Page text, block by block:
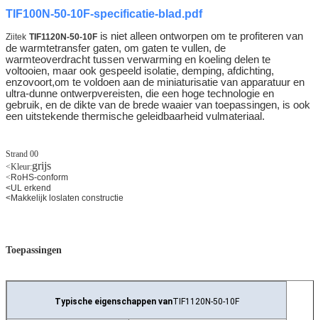
TIF100N-50-10F-specificatie-blad.pdf
Ziitek TIF1120N-50-10F is niet alleen ontworpen om te profiteren van
de warmtetransfer gaten, om gaten te vullen, de
warmteoverdracht tussen verwarming en koeling delen te
voltooien, maar ook gespeeld isolatie, demping, afdichting,
enzovoort,om te voldoen aan de miniaturisatie van apparatuur en
ultra-dunne ontwerpvereisten, die een hoge technologie en
gebruik, en de dikte van de brede waaier van toepassingen, is ook
een uitstekende thermische geleidbaarheid vulmateriaal.
Strand 00
<Kleur:grijs
<RoHS-conform
<UL erkend
<Makkelijk loslaten constructie
Toepassingen
Typische eigenschappen vanTIF1120N-50-10F